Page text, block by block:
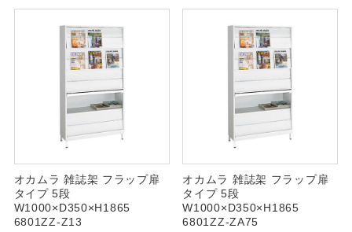
オカムラ 雑誌架 フラップ扉
タイプ 5段
W1000×D350×H1865
6801ZZ-Z13
オカムラ 雑誌架 フラップ扉
タイプ 5段
W1000×D350×H1865
6801ZZ-ZA75